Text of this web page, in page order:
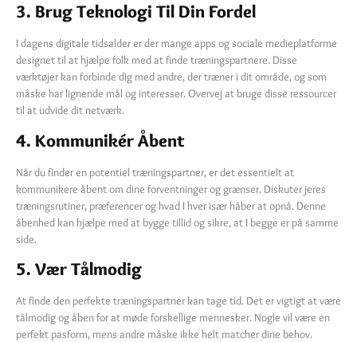
3. Brug Teknologi Til Din Fordel
I dagens digitale tidsalder er der mange apps og sociale medieplatforme
designet til at hjælpe folk med at finde træningspartnere. Disse
værktøjer kan forbinde dig med andre, der træner i dit område, og som
måske har lignende mål og interesser. Overvej at bruge disse ressourcer
til at udvide dit netværk.
4. Kommunikér Åbent
Når du finder en potentiel træningspartner, er det essentielt at
kommunikere åbent om dine forventninger og grænser. Diskuter jeres
træningsrutiner, præferencer og hvad I hver især håber at opnå. Denne
åbenhed kan hjælpe med at bygge tillid og sikre, at I begge er på samme
side.
5. Vær Tålmodig
At finde den perfekte træningspartner kan tage tid. Det er vigtigt at være
tålmodig og åben for at møde forskellige mennesker. Nogle vil være en
perfekt pasform, mens andre måske ikke helt matcher dine behov.